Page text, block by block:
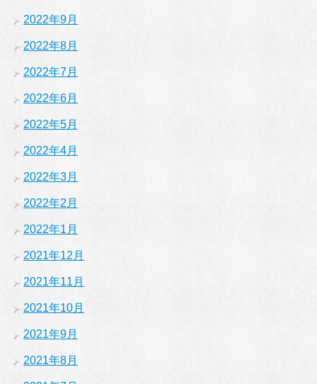
2022年9月
2022年8月
2022年7月
2022年6月
2022年5月
2022年4月
2022年3月
2022年2月
2022年1月
2021年12月
2021年11月
2021年10月
2021年9月
2021年8月